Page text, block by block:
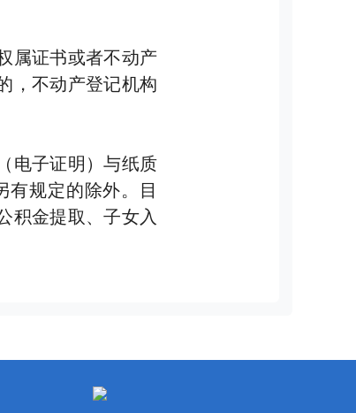
属证书或者不动产
，不动产登记机构
电子证明）与纸质
有规定的除外。目
积金提取、子女入